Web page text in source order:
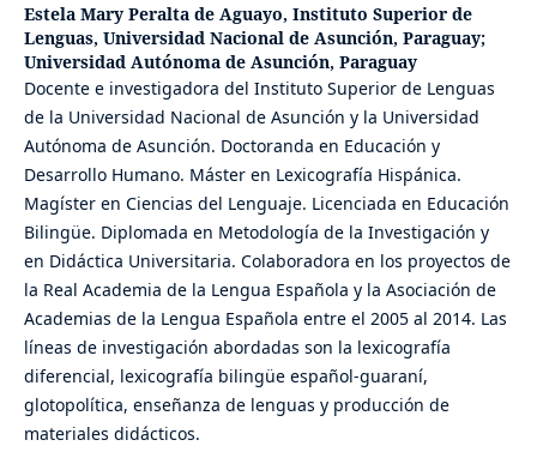
Estela Mary Peralta de Aguayo, Instituto Superior de
Lenguas, Universidad Nacional de Asunción, Paraguay;
Universidad Autónoma de Asunción, Paraguay
Docente e investigadora del Instituto Superior de Lenguas
de la Universidad Nacional de Asunción y la Universidad
Autónoma de Asunción. Doctoranda en Educación y
Desarrollo Humano. Máster en Lexicografía Hispánica.
Magíster en Ciencias del Lenguaje. Licenciada en Educación
Bilingüe. Diplomada en Metodología de la Investigación y
en Didáctica Universitaria. Colaboradora en los proyectos de
la Real Academia de la Lengua Española y la Asociación de
Academias de la Lengua Española entre el 2005 al 2014. Las
líneas de investigación abordadas son la lexicografía
diferencial, lexicografía bilingüe español-guaraní,
glotopolítica, enseñanza de lenguas y producción de
materiales didácticos.